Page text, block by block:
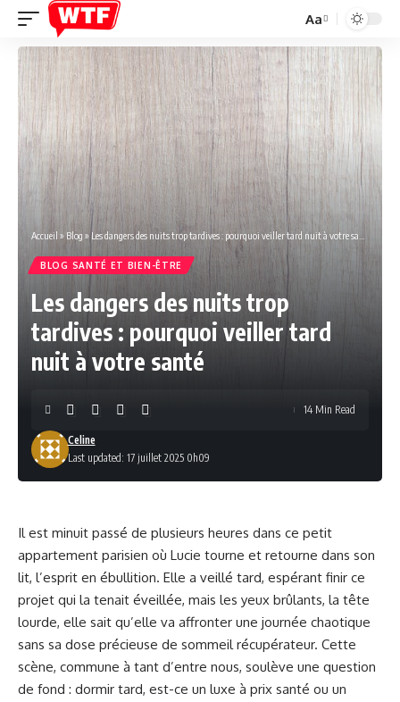
Font
Resizer
Aa
Accueil » Blog » Les dangers des nuits trop tardives : pourquoi veiller tard nuit à votre santé
BLOG SANTÉ ET BIEN-ÊTRE
Les dangers des nuits trop
tardives : pourquoi veiller tard
nuit à votre santé
Last updated: 17 juillet 2025 0h09
Celine
14 Min Read
Il est minuit passé de plusieurs heures dans ce petit
appartement parisien où Lucie tourne et retourne dans son
lit, l’esprit en ébullition. Elle a veillé tard, espérant finir ce
projet qui la tenait éveillée, mais les yeux brûlants, la tête
lourde, elle sait qu’elle va affronter une journée chaotique
sans sa dose précieuse de sommeil récupérateur. Cette
scène, commune à tant d’entre nous, soulève une question
de fond : dormir tard, est-ce un luxe à prix santé ou un